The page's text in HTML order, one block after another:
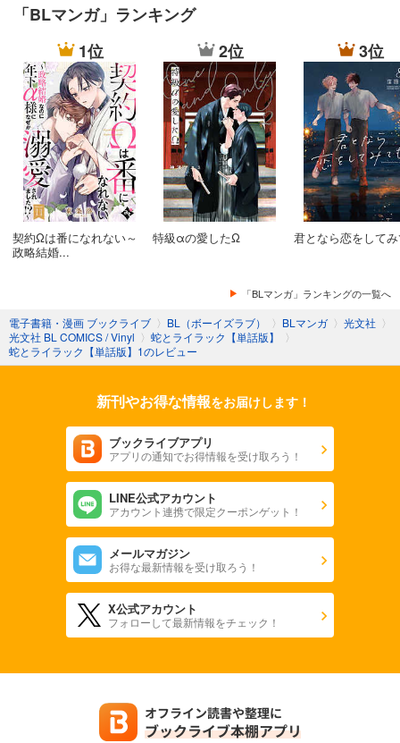
「BLマンガ」ランキング
1位
契約Ωは番になれない～
政略結婚...
2位
特級αの愛したΩ
3位
君となら恋をして
「BLマンガ」ランキングの一覧へ
電子書籍・漫画 ブックライブ 〉 BL（ボーイズラブ） 〉 BLマンガ 〉 光文社 〉
光文社 BL COMICS / Vinyl 〉 蛇とライラック【単話版】
〉
蛇とライラック【単話版】1のレビュー
新刊やお得な情報をお届けします！
ブックライブアプリ
アプリの通知でお得情報を受け取ろう！
LINE公式アカウント
アカウント連携で限定クーポンゲット！
メールマガジン
お得な最新情報を受け取ろう！
X公式アカウント
フォローして最新情報をチェック！